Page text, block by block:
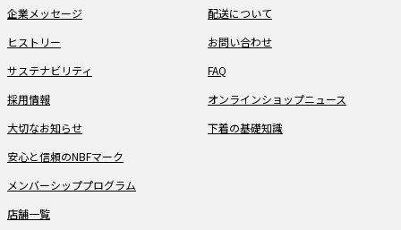
企業メッセージ
ヒストリー
サステナビリティ
採用情報
大切なお知らせ
安心と信頼のNBFマーク
メンバーシッププログラム
店舗一覧
配送について
お問い合わせ
FAQ
オンラインショップニュース
下着の基礎知識